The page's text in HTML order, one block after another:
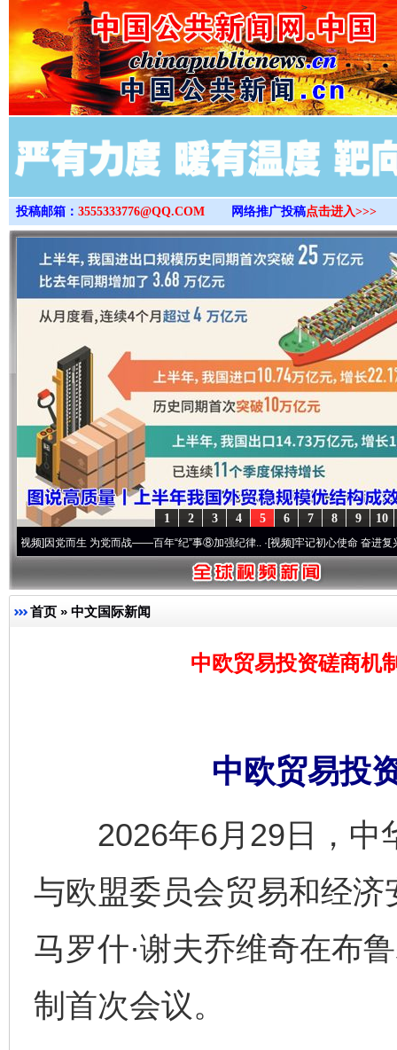
>
投稿邮箱： 3555333776@QQ.COM 网络推广投稿点击进入>>>
10
9
8
7
6
5
4
3
2
1
党而生 为党而战——百年“纪”事⑧加强纪律..·[视频]牢记初心使命 奋进复兴征程丨“
首页 » 中文国际新闻
中欧贸易投资磋商机
中欧贸易投
2026年6月29日，中
与欧盟委员会贸易和经
马罗什·谢夫乔维奇在布
制首次会议。